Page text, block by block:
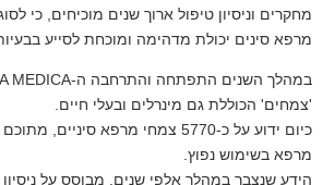
מחקרים וניסיון טיפול ארוך שנים מוכיחים, כי
מרפא סינים יכולת מדהימה ומוכחת לסייע
'צמחים' הכוללת גם מינרלים ובעלי חיים.
מרפא בשימוש נפוץ.
הידע שנצבר במהלך אלפי שנים, מבוסס על ניסיון